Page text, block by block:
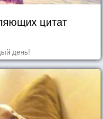
цитат
день!